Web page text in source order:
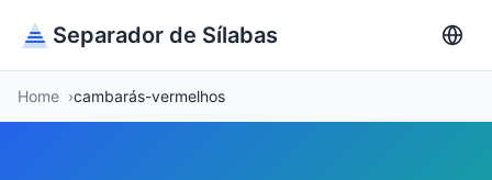
Separador de Sílabas
Home cambarás-vermelhos